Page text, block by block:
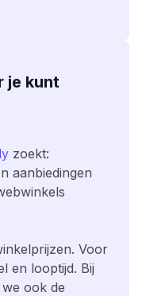
je kunt
zoekt:
aanbiedingen
Voor
en looptijd. Bij
ook de